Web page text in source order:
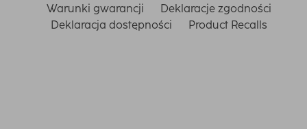
Warunki gwarancji
Deklaracje zgodności
Deklaracja dostępności
Product Recalls